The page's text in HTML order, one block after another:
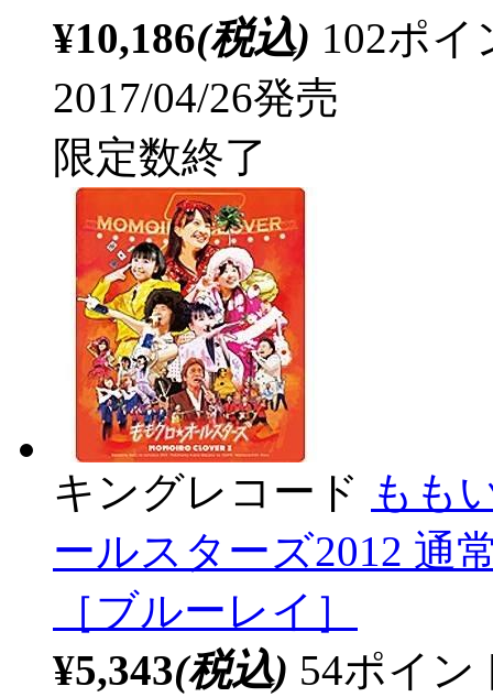
¥10,186(税込) 102ポ
2017/04/26発売
限定数終了
キングレコード もも
ールスターズ2012 通
［ブルーレイ］
¥5,343(税込) 54ポイ